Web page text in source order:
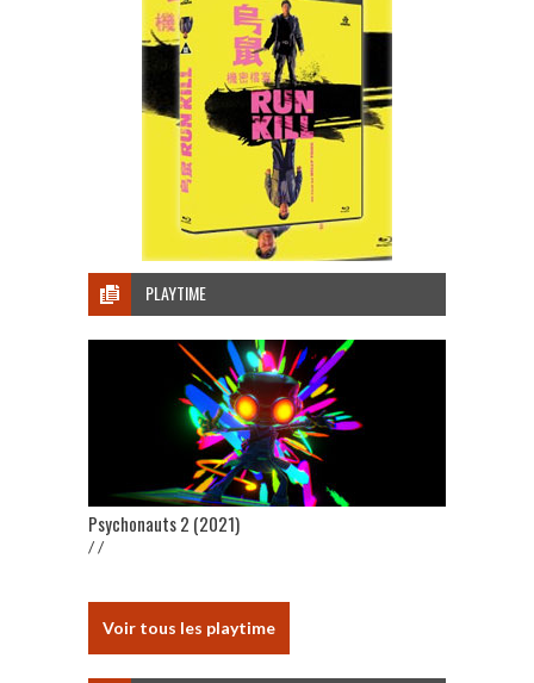
PLAYTIME
Psychonauts 2 (2021)
/ /
Voir tous les playtime